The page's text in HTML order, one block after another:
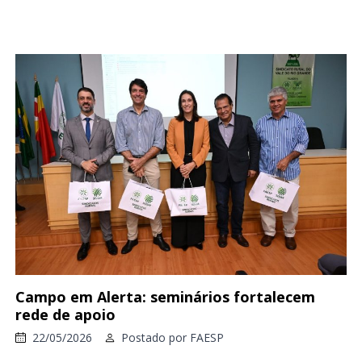
Campo em Alerta: seminários fortalecem
rede de apoio
22/05/2026 Postado por FAESP